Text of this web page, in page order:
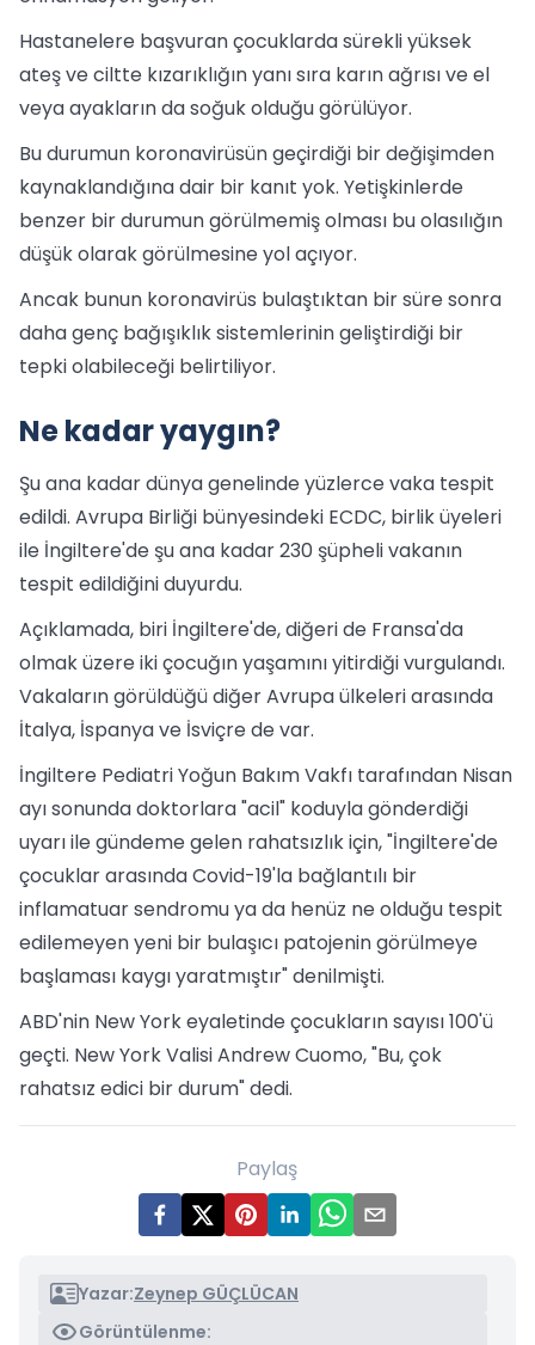
Hastanelere başvuran çocuklarda sürekli yüksek
ateş ve ciltte kızarıklığın yanı sıra karın ağrısı ve el
veya ayakların da soğuk olduğu görülüyor.
Bu durumun koronavirüsün geçirdiği bir değişimden
kaynaklandığına dair bir kanıt yok. Yetişkinlerde
benzer bir durumun görülmemiş olması bu olasılığın
düşük olarak görülmesine yol açıyor.
Ancak bunun koronavirüs bulaştıktan bir süre sonra
daha genç bağışıklık sistemlerinin geliştirdiği bir
tepki olabileceği belirtiliyor.
Ne kadar yaygın?
Şu ana kadar dünya genelinde yüzlerce vaka tespit
edildi. Avrupa Birliği bünyesindeki ECDC, birlik üyeleri
ile İngiltere'de şu ana kadar 230 şüpheli vakanın
tespit edildiğini duyurdu.
Açıklamada, biri İngiltere'de, diğeri de Fransa'da
olmak üzere iki çocuğın yaşamını yitirdiği vurgulandı.
Vakaların görüldüğü diğer Avrupa ülkeleri arasında
İtalya, İspanya ve İsviçre de var.
İngiltere Pediatri Yoğun Bakım Vakfı tarafından Nisan
ayı sonunda doktorlara "acil" koduyla gönderdiği
uyarı ile gündeme gelen rahatsızlık için, "İngiltere'de
çocuklar arasında Covid-19'la bağlantılı bir
inflamatuar sendromu ya da henüz ne olduğu tespit
edilemeyen yeni bir bulaşıcı patojenin görülmeye
başlaması kaygı yaratmıştır" denilmişti.
ABD'nin New York eyaletinde çocukların sayısı 100'ü
geçti. New York Valisi Andrew Cuomo, "Bu, çok
rahatsız edici bir durum" dedi.
Paylaş
Yazar:Zeynep GÜÇLÜCAN
Görüntülenme: